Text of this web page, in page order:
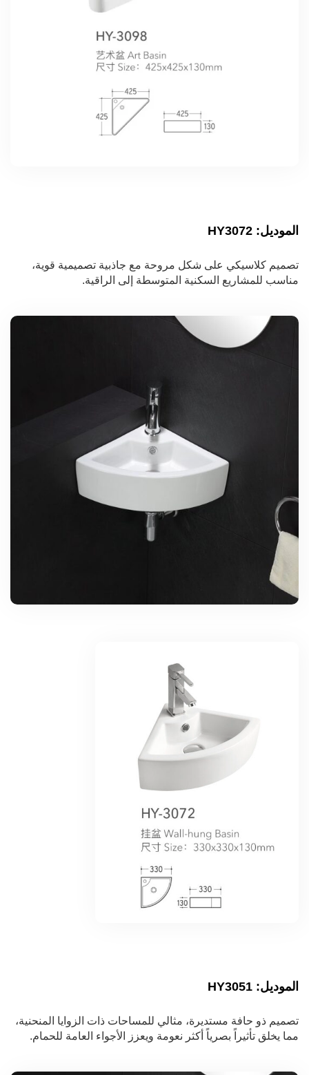
الموديل: HY3072
تصميم كلاسيكي على شكل مروحة مع جاذبية تصميمية قوية،
مناسب للمشاريع السكنية المتوسطة إلى الراقية.
الموديل: HY3051
تصميم ذو حافة مستديرة، مثالي للمساحات ذات الزوايا المنحنية،
مما يخلق تأثيراً بصرياً أكثر نعومة ويعزز الأجواء العامة للحمام.